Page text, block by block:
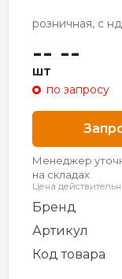
розничная, с
-- --
шт
по запросу
Менеджер
на складах
Цена
Бренд
Артикул
Код товара